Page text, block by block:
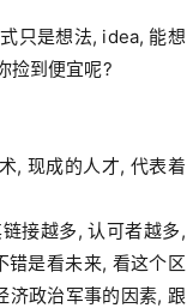
捡到便宜呢?
错是看未来, 看这个区
济政治军事的因素, 跟